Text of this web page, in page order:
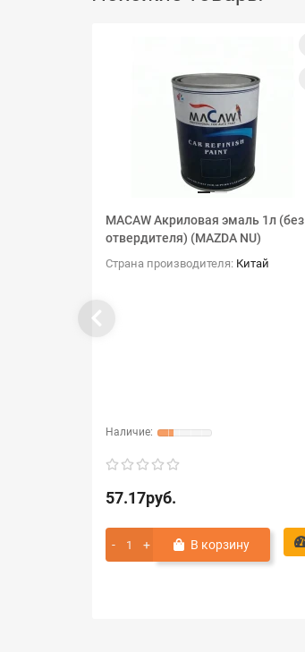
MACAW Акриловая эмаль 1л (без
отвердителя) (MAZDA NU)
Страна производителя: Китай
57.17руб.
В корзину